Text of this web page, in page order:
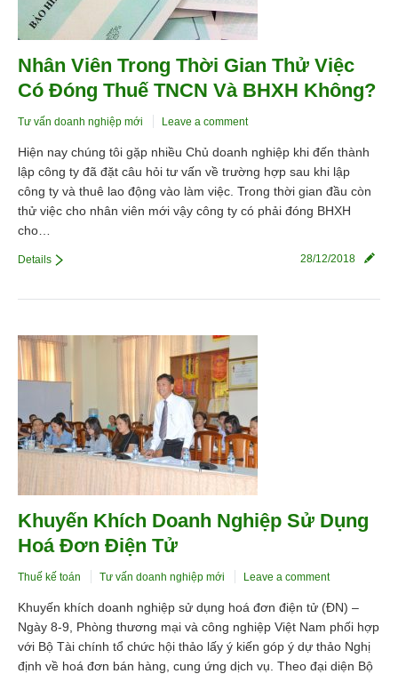
Nhân Viên Trong Thời Gian Thử Việc
Có Đóng Thuế TNCN Và BHXH Không?
Tư vấn doanh nghiệp mới Leave a comment
Hiện nay chúng tôi gặp nhiều Chủ doanh nghiệp khi đến thành
lập công ty đã đặt câu hỏi tư vấn về trường hợp sau khi lập
công ty và thuê lao động vào làm việc. Trong thời gian đầu còn
thử việc cho nhân viên mới vậy công ty có phải đóng BHXH
cho…
28/12/2018
Details
Khuyến Khích Doanh Nghiệp Sử Dụng
Hoá Đơn Điện Tử
Thuế kế toán Tư vấn doanh nghiệp mới Leave a comment
Khuyến khích doanh nghiệp sử dụng hoá đơn điện tử (ĐN) –
Ngày 8-9, Phòng thương mại và công nghiệp Việt Nam phối hợp
với Bộ Tài chính tổ chức hội thảo lấy ý kiến góp ý dự thảo Nghị
định về hoá đơn bán hàng, cung ứng dịch vụ. Theo đại diện Bộ